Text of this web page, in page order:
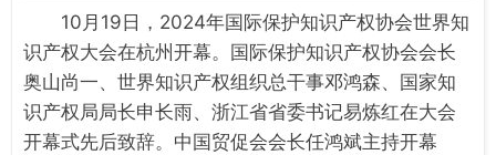
10月19日，2024年国际保护知识产权协会世界知
识产权大会在杭州开幕。国际保护知识产权协会会长
奥山尚一、世界知识产权组织总干事邓鸿森、国家知
识产权局局长申长雨、浙江省省委书记易炼红在大会
开幕式先后致辞。中国贸促会会长任鸿斌主持开幕